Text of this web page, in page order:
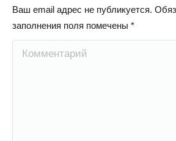
Ваш email адрес не публикуется.
заполнения поля помечены *
Комментарий